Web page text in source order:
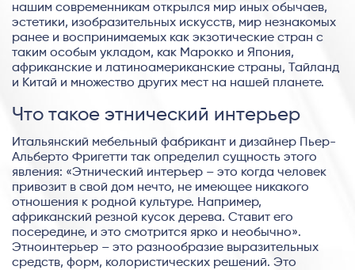
нашим современникам открылся мир иных обычаев,
эстетики, изобразительных искусств, мир незнакомых
ранее и воспринимаемых как экзотические стран с
таким особым укладом, как Марокко и Япония,
африканские и латиноамериканские страны, Тайланд
и Китай и множество других мест на нашей планете.
Что такое этнический интерьер
Итальянский мебельный фабрикант и дизайнер Пьер-
Альберто Фригетти так определил сущность этого
явления: «Этнический интерьер – это когда человек
привозит в свой дом нечто, не имеющее никакого
отношения к родной культуре. Например,
африканский резной кусок дерева. Ставит его
посередине, и это смотрится ярко и необычно».
Этноинтерьер – это разнообразие выразительных
средств, форм, колористических решений. Это